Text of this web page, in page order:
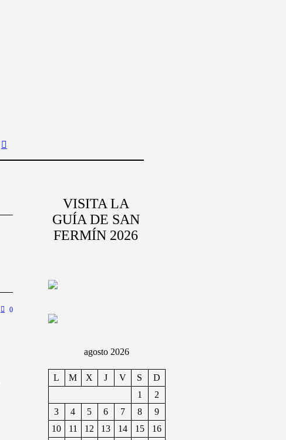
0
VISITA LA
GUÍA DE SAN
FERMÍN 2026
agosto 2026
L M X J V S
D
1
2
3
4 5 6 7 8
9
10
11 12 13 14 15
16